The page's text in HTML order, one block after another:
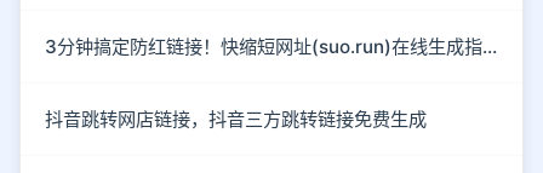
3分钟搞定防红链接！快缩短网址(suo.run)在线生成指南
抖音跳转网店链接，抖音三方跳转链接免费生成